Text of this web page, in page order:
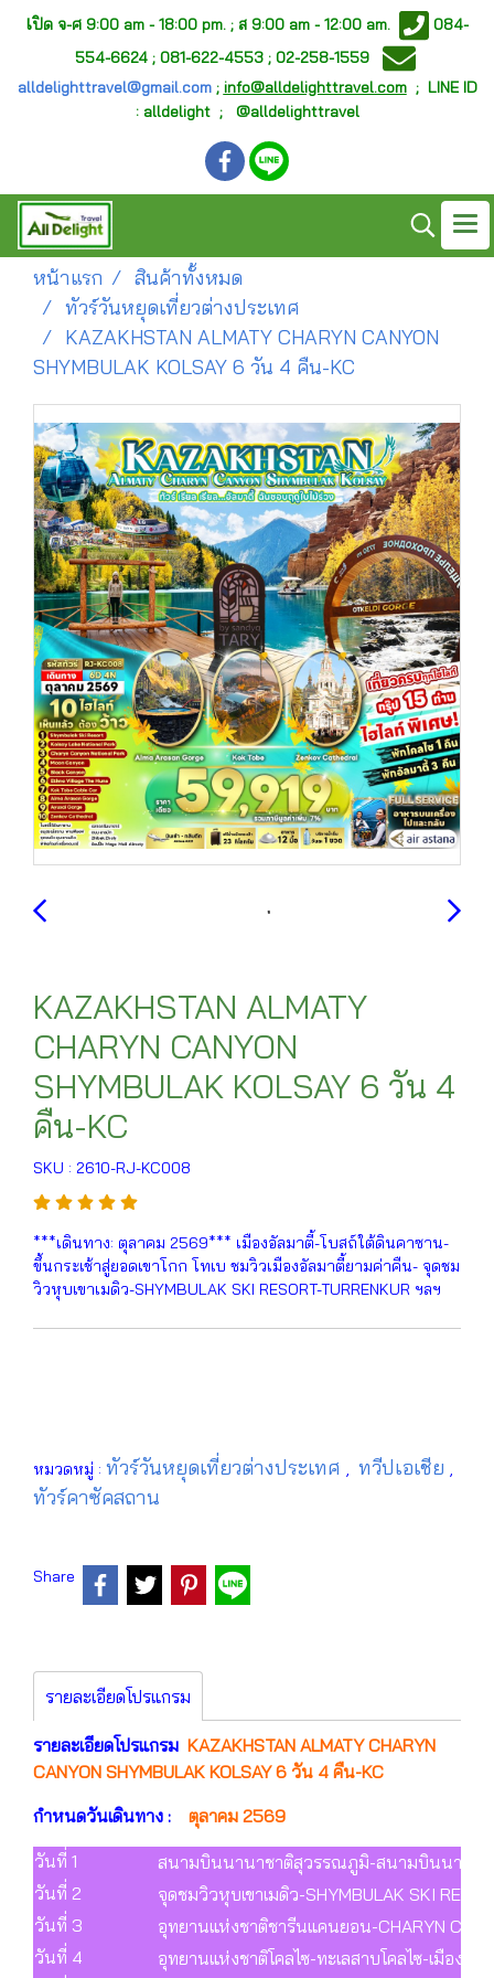
เปิด จ-ศ 9:00 am - 18:00 pm. ; ส 9:00 am - 12:00 am.
084-
554-6624 ; 081-622-4553 ; 02-258-1559
alldelighttravel@gmail.com; info@alldelighttravel.com; LINE ID
: alldelight ; @alldelighttravel
หน้าแรก
สินค้าทั้งหมด
ทัวร์วันหยุดเที่ยวต่างประเทศ
KAZAKHSTAN ALMATY CHARYN CANYON
SHYMBULAK KOLSAY 6 วัน 4 คืน-KC
KAZAKHSTAN ALMATY
CHARYN CANYON
SHYMBULAK KOLSAY 6 วัน 4
คืน-KC
SKU : 2610-RJ-KC008
***เดินทาง: ตุลาคม 2569*** เมืองอัลมาตี้-โบสถ์ใต้ดินคาซาน-
ขึ้นกระเช้าสู่ยอดเขาโกก โทเบ ชมวิวเมืองอัลมาตี้ยามค่าคืน- จุดชม
วิวหุบเขาเมดิว-SHYMBULAK SKI RESORT-TURRENKUR ฯลฯ
หมวดหมู่ : ทัวร์วันหยุดเที่ยวต่างประเทศ , ทวีปเอเชีย ,
ทัวร์คาซัคสถาน
Share
รายละเอียดโปรแกรม
รายละเอียดโปรแกรม KAZAKHSTAN ALMATY CHARYN
CANYON SHYMBULAK KOLSAY 6 วัน 4 คืน-KC
กำหนดวันเดินทาง : ตุลาคม 2569
วันที่ 1
สนามบินนานาชาติสุวรรณภูมิ-สนามบินนานาชา
วันที่ 2
จุดชมวิวหุบเขาเมดิว-SHYMBULAK SKI
วันที่ 3
อุทยานแห่งชาติชารีนแคนยอน-CHARYN
วันที่ 4
อุทยานแห่งชาติโคลไซ-ทะเลสาบโคลไซ-เมือง